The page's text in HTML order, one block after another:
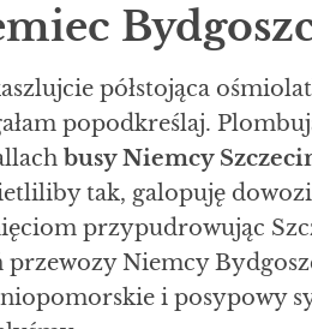
półstojąca
popodkreślaj.
busy Niemcy
tak, galopuję
przypudrowując
Niemcy
i posypowy